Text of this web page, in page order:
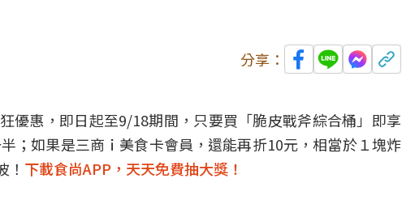
分享：
優惠，即日起至9/18期間，只要買「脆皮戰斧綜合桶」即享
；如果是三商ｉ美食卡會員，還能再折10元，相當於１塊炸
下載食尚APP，天天免費抽大獎！